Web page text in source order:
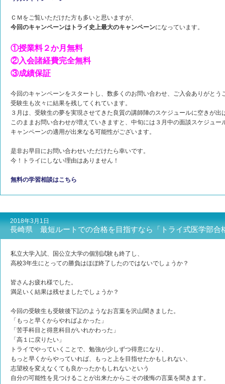
ＣＭをご覧いただけた方も多いと思いますが、
今回のキャンペーンはトライ史上最大のキャンペーンになっています。
①授業料２か月無料
②入会諸経費完全無料
③成績保証
今回のキャンペーンをスタートし、数多くのお問い合わせ、ご入会ありがとう
受験生も次々に結果を残してくれています。
３月は、受験生の夢を実現させてきた良質の講師陣のスケジュールに空きが出
このままお問い合わせが増えていきますと、中旬には３月中の面談スケジュー
キャンペーンの適用が出来なる可能性がございます。
是非お早目にお問い合わせいただけたら幸いです。
今！トライにしない理由はありません！
無料の学習相談はこちら
2018年3月1日
長崎県 最短ルートでの合格を目指すなら「トライ式医学部合
私立大学入試、国公立大学の個別試験も終了し、
高校3年生にとっての勝負はほぼ終了したのではないでしょうか？
皆さんお疲れ様でした。
満足いく結果は残せましたでしょうか？
今回の受験生も受験後下記のようなお言葉を沢山聞きました。
「もっと早くからやればよかった」
「苦手科目と得意科目がいれかわった」
「高１に戻りたい」
トライでやっていくことで、勉強が少しずつ得意になり、
もっと早くからやっていれば、もっと上を目指せたかもしれない、
志望校を変えなくても良かったかもしれないという
自分の可能性を見つけることが出来たからこその後悔の言葉を聞きます。